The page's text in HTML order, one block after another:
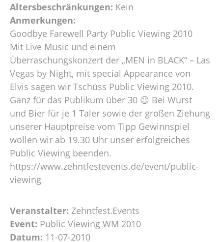
Altersbeschränkungen: Kein
Anmerkungen:
Goodbye Farewell Party Public Viewing 2010
Mit Live Music und einem
Überraschungskonzert der „MEN in BLACK“ – Las
Vegas by Night, mit special Appearance von
Elvis sagen wir Tschüss Public Viewing 2010.
Ganz für das Publikum über 30 😉 Bei Wurst
und Bier für je 1 Taler sowie der großen Ziehung
unserer Hauptpreise vom Tipp Gewinnspiel
wollen wir ab 19.30 Uhr unser erfolgreiches
Public Viewing beenden.
https://www.zehntfestevents.de/event/public-
viewing
Veranstalter: Zehntfest.Events
Event: Public Viewing WM 2010
Datum: 11-07-2010